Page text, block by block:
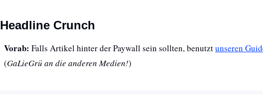
Headline Crunch
Vorab: Falls Artikel hinter der Paywall sein sollten, benutzt unseren
(GaLieGrü an die anderen Medien!)